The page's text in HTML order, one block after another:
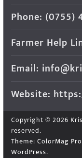
Phone: (0755)
Farmer Help
Email:
Website:
Copyright © 2026
reserved.
Theme: ColorMag Pro
WordPress.